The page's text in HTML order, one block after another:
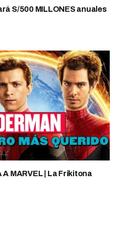
S/500 MILLONES anuales
A MARVEL | La Frikitona